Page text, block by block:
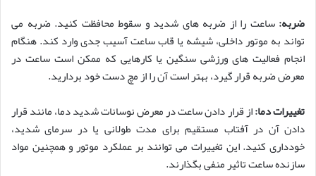
ضربه: ساعت را از ضربه های شدید و سقوط محافظت کنید. ضربه می
تواند به موتور داخلی، شیشه یا قاب ساعت آسیب جدی وارد کند. هنگام
انجام فعالیت های ورزشی سنگین یا کارهایی که ممکن است ساعت در
معرض ضربه قرار گیرد، بهتر است آن را از مچ دست خود بردارید.
تغییرات دما:از قرار دادن ساعت در معرض نوسانات شدید دما، مانند قرار
دادن آن در آفتاب مستقیم برای مدت طولانی یا در سرمای شدید،
خودداری کنید. این تغییرات می توانند بر عملکرد موتور و همچنین مواد
سازنده ساعت تاثیر منفی بگذارند.